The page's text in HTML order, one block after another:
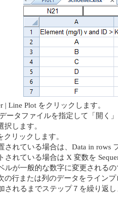
| Line Plot をクリックします。
ータファイルを指定して「開く
択します。
クリックします。
れている場合は、Data in rows
されている場合は X 変数を
ルが一般的な数字に変更される
の行または列のデータをラインプ
されるまでステップ７を繰り返